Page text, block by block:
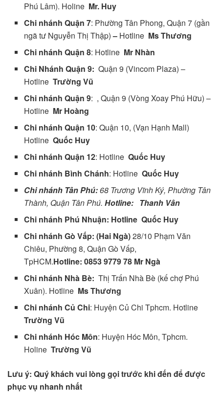
Phú Lâm). Holine Mr. Huy
Chi nhánh Quận 7: Phường Tân Phong, Quận 7 (gần
ngã tư Nguyễn Thị Thập)– Hotline Ms Thương
Chi nhánh Quận 8: Hotline Mr Nhàn
Chi Nhánh Quận 9: Quận 9 (Vincom Plaza) –
Hotline Trường Vũ
Chi nhánh Quận 9: , Quận 9 (Vòng Xoay Phú Hữu) –
Hotline Mr Hoàng
Chi nhánh Quận 10: Quận 10, (Vạn Hạnh Mall)
Hotline Quốc Huy
Chi nhánh Quận 12: Hotline Quốc Huy
Chi nhánh Bình Chánh: Hotline Quốc Huy
Chi nhánh Tân Phú:68 Trương Vĩnh Ký, Phường Tân
Thành, Quận Tân Phú.Hotline: Thanh Vân
Chi nhánh Phú Nhuận: Hotline Quốc Huy
Chi nhánh Gò Vấp: (Hai Ngà)28/10 Phạm Văn
Chiêu, Phường 8, Quận Gò Vấp,
TpHCM.Hotline: 0853 9779 78 Mr Ngà
Chi nhánh Nhà Bè: Thị Trấn Nhà Bè (kế chợ Phú
Xuân). Hotline Ms Thương
Chi nhánh Củ Chi: Huyện Củ Chi Tphcm. Hotline
Trường Vũ
Chi nhánh Hóc Môn: Huyện Hóc Môn, Tphcm.
Holine Trường Vũ
Lưu ý: Quý khách vui lòng gọi trước khi đến để được
phục vụ nhanh nhất